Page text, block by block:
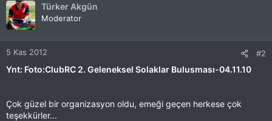
Türker Akgün
Moderator
5 Kas 2012 #2
Ynt: Foto:ClubRC 2. Geleneksel Solaklar Bulusması-04.11.10
Çok güzel bir organizasyon oldu, emeği geçen herkese çok
teşekkürler...